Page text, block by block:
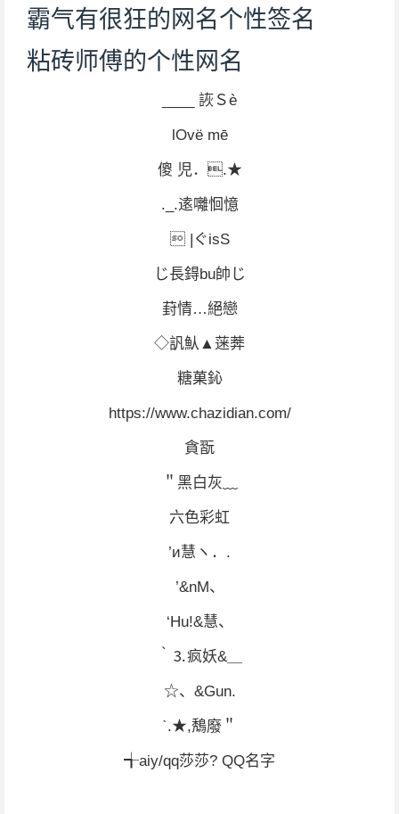
霸气有很狂的网名个性签名
粘砖师傅的个性网名
____ 詼Ｓè
lΟvё mē
傻 児．.★
._.逺囄恛憶
 |ぐisS
じ長鍀bu帥じ
葑情…絕戀
◇訉魜▲蒾莾
糖菓鈊
https://www.chazidian.com/
貪翫
＂黑白灰﹏
六色彩虹
’и慧ヽ．.
’&nM、
‘Hu!&慧、
｀⒊疯妖&＿
☆、&Gun.
ˋ.★,鵚廢＂
╅aiy/qq莎莎? QQ名字